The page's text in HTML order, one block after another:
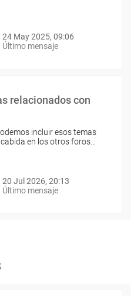
24 May 2025, 09:06
Último mensaje
relacionados con
incluir esos temas
en los otros foros…
20 Jul 2026, 20:13
Último mensaje